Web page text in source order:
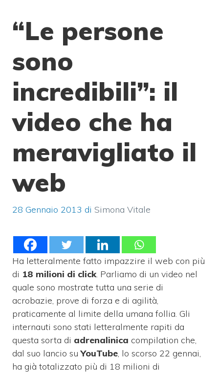
“Le persone
sono
incredibili”: il
video che ha
meravigliato il
web
28 Gennaio 2013 di Simona Vitale
Ha letteralmente fatto impazzire il web con più
di 18 milioni di click. Parliamo di un video nel
quale sono mostrate tutta una serie di
acrobazie, prove di forza e di agilità,
praticamente al limite della umana follia. Gli
internauti sono stati letteralmente rapiti da
questa sorta di adrenalinica compilation che,
dal suo lancio suYouTube, lo scorso 22 gennai,
ha già totalizzato più di 18 milioni di